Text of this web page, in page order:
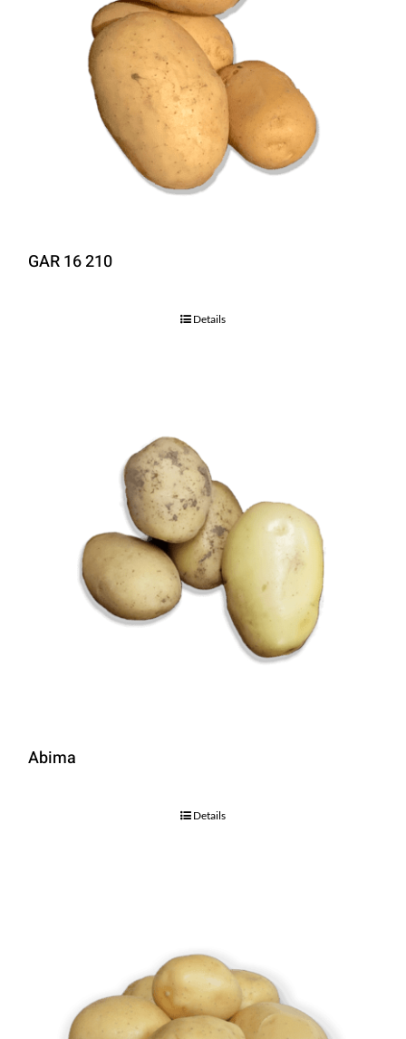
GAR 16 210
Details
Abima
Details